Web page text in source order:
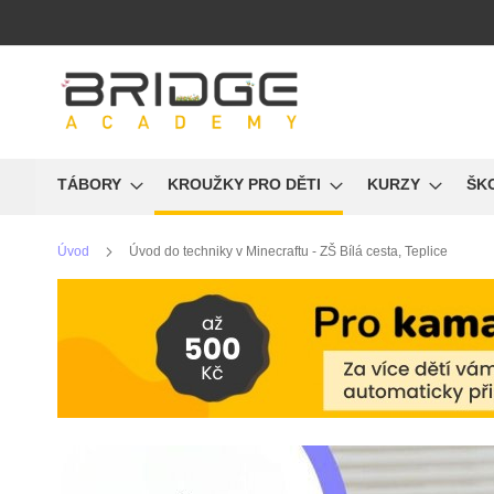
na
TÁBORY KROUŽKY PRO DĚTI KURZY
Úvod Úvod do techniky v Minecraftu - ZŠ Bílá cesta, Teplice